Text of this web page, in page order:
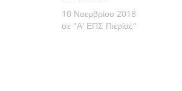
10 Νοεμβρίου 2018
σε "Α' ΕΠΣ Πιερίας"